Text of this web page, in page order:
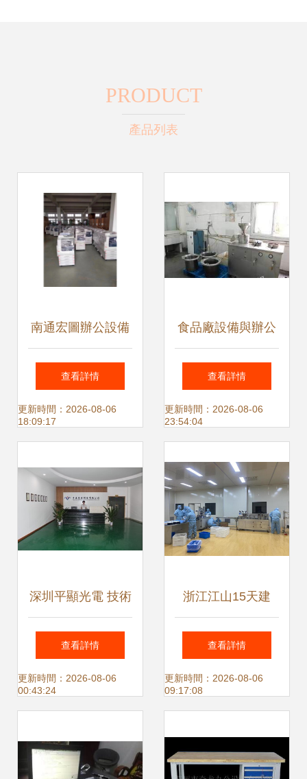
PRODUCT
產品列表
南通宏圖辦公設備
專業辦公解決方案
提供商
查看詳情
更新時間：2026-08-06
18:09:17
食品廠設備與辦公
設備低價轉讓 高效
轉型的明智之選
查看詳情
更新時間：2026-08-06
23:54:04
深圳平顯光電 技術
創新驅動的辦公設
備解決方案提供商
查看詳情
更新時間：2026-08-06
00:43:24
浙江江山15天建
成“共享”口罩廠 辦
公設備變身防疫先
查看詳情
更新時間：2026-08-06
09:17:08